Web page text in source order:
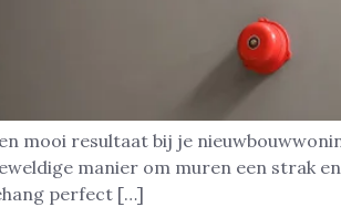
mooi resultaat bij je
manier om muren een strak
perfect […]